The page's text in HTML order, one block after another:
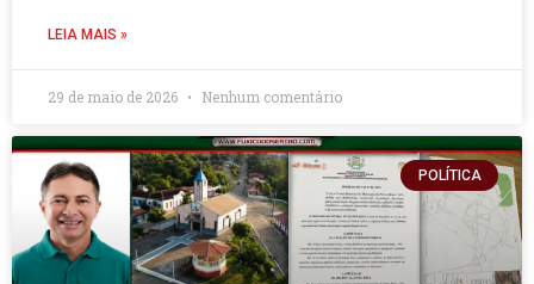
LEIA MAIS »
29 de maio de 2026 Nenhum comentário
POLÍTICA